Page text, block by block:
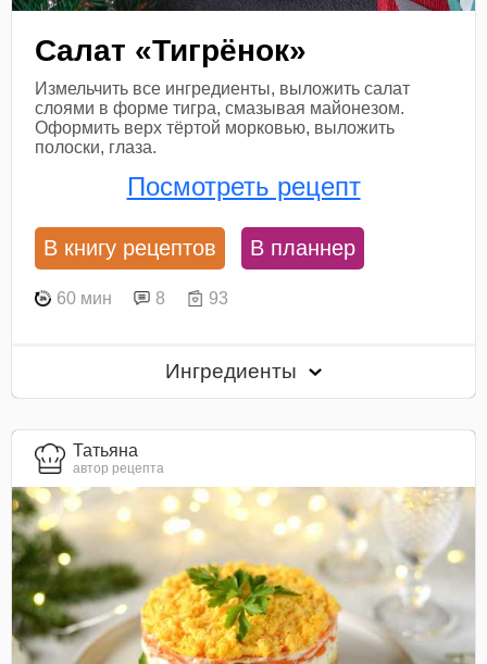
Салат «Тигрёнок»
Измельчить все ингредиенты, выложить салат
слоями в форме тигра, смазывая майонезом.
Оформить верх тёртой морковью, выложить
полоски, глаза.
Посмотреть рецепт
В книгу рецептов В планнер
60 мин 8 93
Ингредиенты
Татьяна
автор рецепта